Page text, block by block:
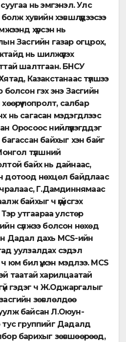
нь эмгэнэл. Улс
болж хувийн хэвшлүүдээсээ
хүрсэн нь
Засгийн газар огцрох,
нь шилжүүлэх
шалтгаан. БНСУ
Казакстанаас түлшээ
болсон гэх энэ Засгийн
попролт, салбар
нь сагасан мэдэгдлээс
Оросоос нийлүүлэгддэг
байхыг хэн байг
түлшний
байх нь дайнаас,
дотоод нөхцөл байдлаас
Г.Дамдиннямаас
байхыг ч үгүйсгэх
Тэр утгаараа улстөр
сүлжээ болсон нөхөд
Дадал дахь MCS-ийн
уулзалдах сэдэл
юм бил үү, хэн мэдлээ. MCS
таатай харилцаатай
гэдэг ч Ж.Оджаргалыг
зөвлөлдөө
байсан Л.Оюун-
тус группийг Дадалд
барихыг зөвшөөрөөд,